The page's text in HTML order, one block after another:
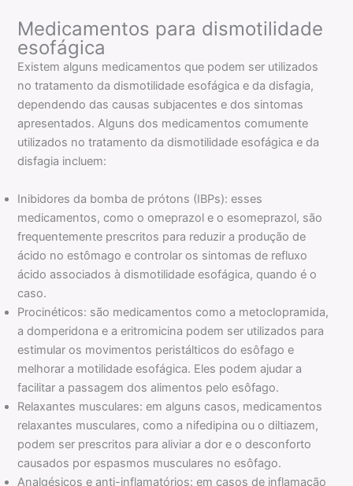
Medicamentos para dismotilidade
esofágica
Existem alguns medicamentos que podem ser utilizados
no tratamento da dismotilidade esofágica e da disfagia,
dependendo das causas subjacentes e dos sintomas
apresentados. Alguns dos medicamentos comumente
utilizados no tratamento da dismotilidade esofágica e da
disfagia incluem:
Inibidores da bomba de prótons (IBPs): esses
medicamentos, como o omeprazol e o esomeprazol, são
frequentemente prescritos para reduzir a produção de
ácido no estômago e controlar os sintomas de refluxo
ácido associados à dismotilidade esofágica, quando é o
caso.
Procinéticos: são medicamentos como a metoclopramida,
a domperidona e a eritromicina podem ser utilizados para
estimular os movimentos peristálticos do esôfago e
melhorar a motilidade esofágica. Eles podem ajudar a
facilitar a passagem dos alimentos pelo esôfago.
Relaxantes musculares: em alguns casos, medicamentos
relaxantes musculares, como a nifedipina ou o diltiazem,
podem ser prescritos para aliviar a dor e o desconforto
causados por espasmos musculares no esôfago.
Analgésicos e anti-inflamatórios: em casos de inflamação